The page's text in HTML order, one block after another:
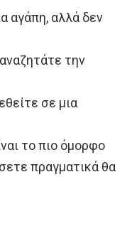
αγάπη, αλλά δεν
την
σε μια
το πιο όμορφο
πραγματικά θα